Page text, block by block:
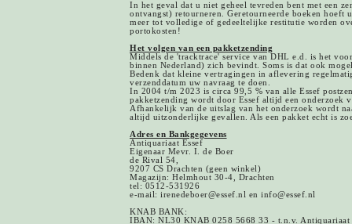
In het geval dat u niet geheel tevreden bent met een
ontvangst) retourneren. Geretourneerde boeken hoeft
meer tot volledige of gedeeltelijke restitutie worden
portokosten!
Het volgen van een pakketzending
Middels de 'tracktrace' service van DHL e.d. is het
binnen Nederland) zich bevindt. Soms is dat ook
Bedenk dat kleine vertragingen in aflevering
verzenddatum uw navraag te doen.
In 2004 t/m 2023 is circa 99,5 % van alle Essef
pakketzending wordt door Essef altijd een onderzoek
Afhankelijk van de uitslag van het onderzoek wordt
altijd uitzonderlijke gevallen. Als een pakket echt is
Adres en Bankgegevens
Antiquariaat Essef
Eigenaar Mevr. I. de Boer
de Rival 54,
9207 CS Drachten (geen winkel)
Magazijn: Helmhout 30-4, Drachten
tel: 0512-531926
e-mail: irenedeboer@essef.nl en info@essef.nl
KNAB BANK:
IBAN: NL30 KNAB 0258 5668 33 - t.n.v. Antiquariaat